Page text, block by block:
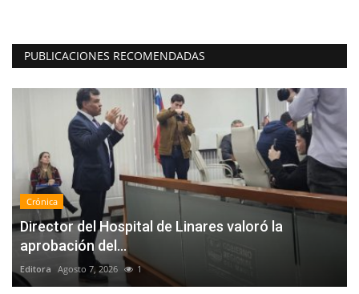
PUBLICACIONES RECOMENDADAS
Crónica
Director del Hospital de Linares valoró la
aprobación del...
Editora Agosto 7, 2026 1